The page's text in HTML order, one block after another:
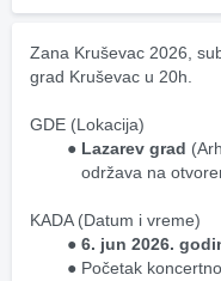
Zana Kruševac 2026,
grad Kruševac u 20h.
GDE (Lokacija)
Lazarev grad
održava na
KADA (Datum i vreme)
6. jun 2026.
Početak